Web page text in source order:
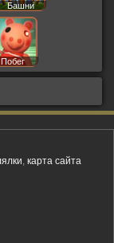
Башни
Побег
карта сайта